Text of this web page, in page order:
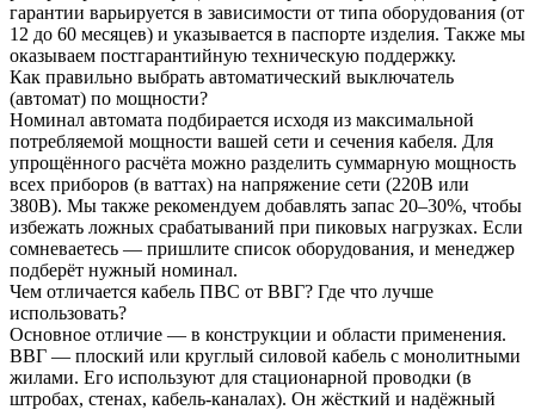
гарантии варьируется в зависимости от типа оборудования (от
12 до 60 месяцев) и указывается в паспорте изделия. Также мы
оказываем постгарантийную техническую поддержку.
Как правильно выбрать автоматический выключатель
(автомат) по мощности?
Номинал автомата подбирается исходя из максимальной
потребляемой мощности вашей сети и сечения кабеля. Для
упрощённого расчёта можно разделить суммарную мощность
всех приборов (в ваттах) на напряжение сети (220В или
380В). Мы также рекомендуем добавлять запас 20–30%, чтобы
избежать ложных срабатываний при пиковых нагрузках. Если
сомневаетесь — пришлите список оборудования, и менеджер
подберёт нужный номинал.
Чем отличается кабель ПВС от ВВГ? Где что лучше
использовать?
Основное отличие — в конструкции и области применения.
ВВГ — плоский или круглый силовой кабель с монолитными
жилами. Его используют для стационарной проводки (в
штробах, стенах, кабель-каналах). Он жёсткий и надёжный